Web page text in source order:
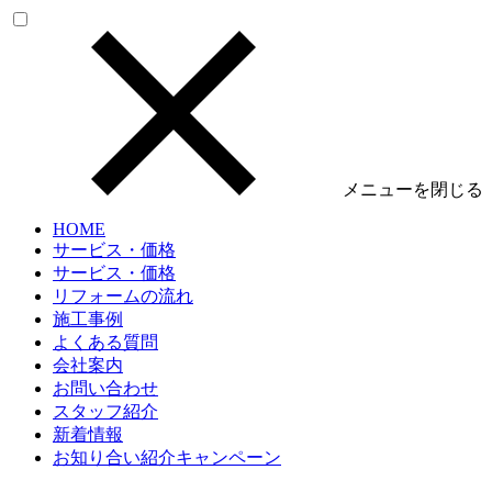
メニューを閉じる
HOME
サービス・価格
サービス・価格
リフォームの流れ
施工事例
よくある質問
会社案内
お問い合わせ
スタッフ紹介
新着情報
お知り合い紹介キャンペーン